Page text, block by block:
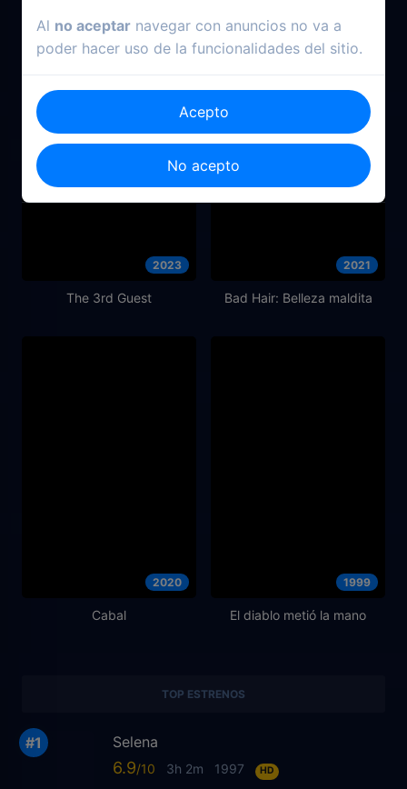
2023
The 3rd Guest
2021
Bad Hair: Belleza maldita
2020
Cabal
1999
El diablo metió la mano
TOP ESTRENOS
Selena
6.9 3h 2m 1997 HD
Al no aceptar navegar con anuncios no va a
poder hacer uso de la funcionalidades del sitio.
Acepto
No acepto